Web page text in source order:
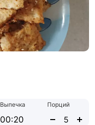
Выпечка
00:20
Порций